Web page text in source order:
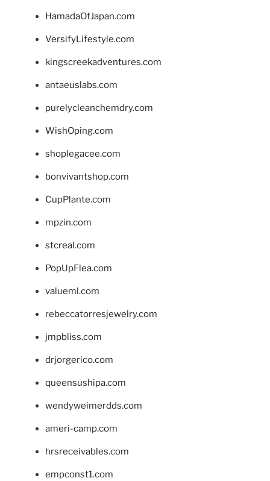
HamadaOfJapan.com
VersifyLifestyle.com
kingscreekadventures.com
antaeuslabs.com
purelycleanchemdry.com
WishOping.com
shoplegacee.com
bonvivantshop.com
CupPlante.com
mpzin.com
stcreal.com
PopUpFlea.com
valueml.com
rebeccatorresjewelry.com
jmpbliss.com
drjorgerico.com
queensushipa.com
wendyweimerdds.com
ameri-camp.com
hrsreceivables.com
empconst1.com